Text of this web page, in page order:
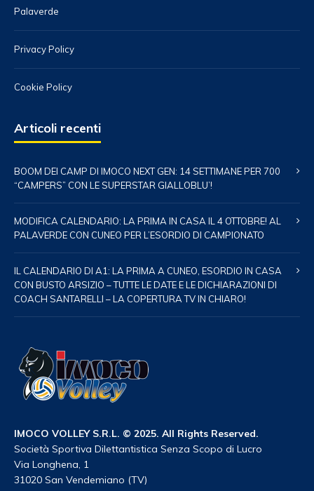
Palaverde
Privacy Policy
Cookie Policy
Articoli recenti
BOOM DEI CAMP DI IMOCO NEXT GEN: 14 SETTIMANE PER 700
“CAMPERS” CON LE SUPERSTAR GIALLOBLU’!
MODIFICA CALENDARIO: LA PRIMA IN CASA IL 4 OTTOBRE! AL
PALAVERDE CON CUNEO PER L’ESORDIO DI CAMPIONATO
IL CALENDARIO DI A1: LA PRIMA A CUNEO, ESORDIO IN CASA
CON BUSTO ARSIZIO – TUTTE LE DATE E LE DICHIARAZIONI DI
COACH SANTARELLI – LA COPERTURA TV IN CHIARO!
IMOCO VOLLEY S.R.L. © 2025. All Rights Reserved.
Società Sportiva Dilettantistica Senza Scopo di Lucro
Via Longhena, 1
31020 San Vendemiano (TV)